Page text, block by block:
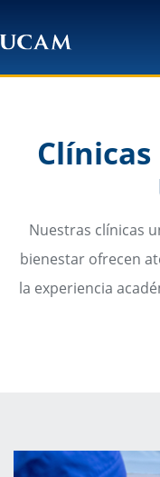
Nuestras clínicas
bienestar ofrecen
la experiencia